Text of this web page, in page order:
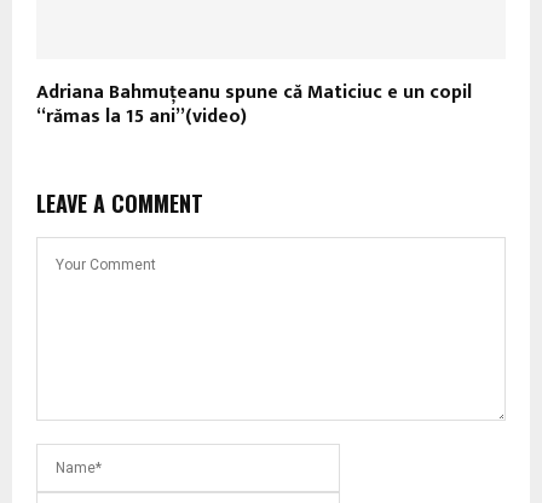
Adriana Bahmuţeanu spune că Maticiuc e un copil
“rămas la 15 ani”(video)
LEAVE A COMMENT